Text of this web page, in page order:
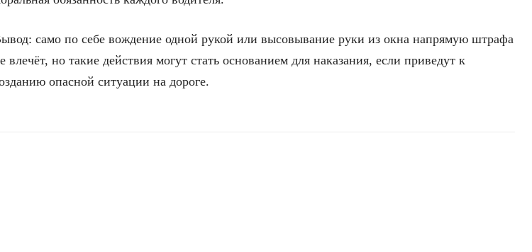
само по себе вождение одной рукой или высовывание руки из окна напрямую штрафа
влечёт, но такие действия могут стать основанием для наказания, если приведут к
опасной ситуации на дороге.